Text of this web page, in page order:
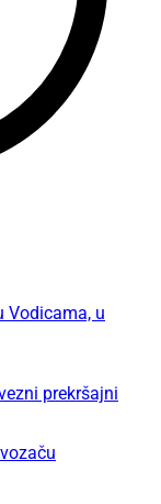
Vodicama, u
prekršajni